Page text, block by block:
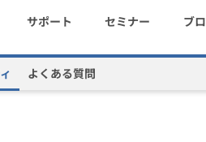
サポート セミナー ブ
よくある質問
ティ DKIMとは？認証の仕組み、SPFやDMARCとの